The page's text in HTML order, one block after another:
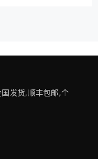
发货,顺丰包邮,个